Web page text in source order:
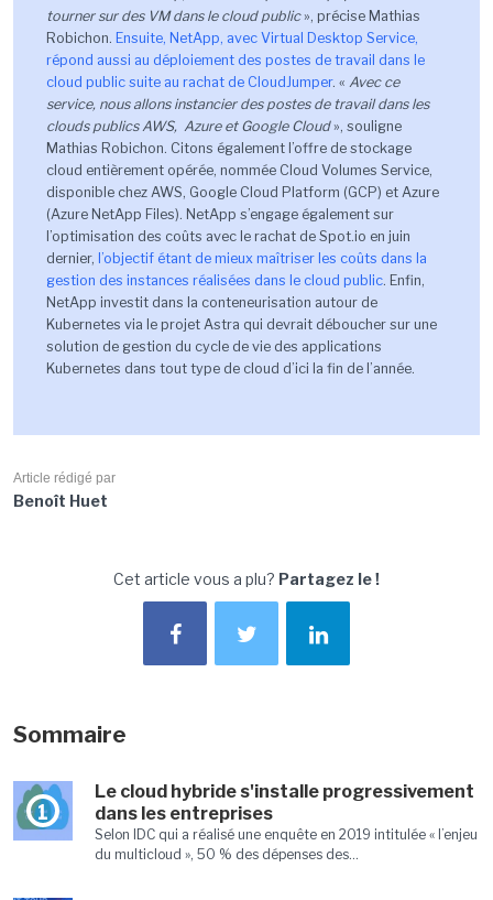
tourner sur des VM dans le cloud public», précise Mathias
Robichon. Ensuite, NetApp, avec Virtual Desktop Service,
répond aussi au déploiement des postes de travail dans le
cloud public suite au rachat de CloudJumper. « Avec ce
service, nous allons instancier des postes de travail dans les
clouds publics AWS, Azure et Google Cloud», souligne
Mathias Robichon. Citons également l’offre de stockage
cloud entièrement opérée, nommée Cloud Volumes Service,
disponible chez AWS, Google Cloud Platform (GCP) et Azure
(Azure NetApp Files). NetApp s’engage également sur
l’optimisation des coûts avec le rachat de Spot.io en juin
dernier, l’objectif étant de mieux maîtriser les coûts dans la
gestion des instances réalisées dans le cloud public. Enfin,
NetApp investit dans la conteneurisation autour de
Kubernetes via le projet Astra qui devrait déboucher sur une
solution de gestion du cycle de vie des applications
Kubernetes dans tout type de cloud d’ici la fin de l’année.
Article rédigé par
Benoît Huet
Cet article vous a plu? Partagez le !
Sommaire
1
Le cloud hybride s'installe progressivement
dans les entreprises
Selon IDC qui a réalisé une enquête en 2019 intitulée « l’enjeu
du multicloud », 50 % des dépenses des...